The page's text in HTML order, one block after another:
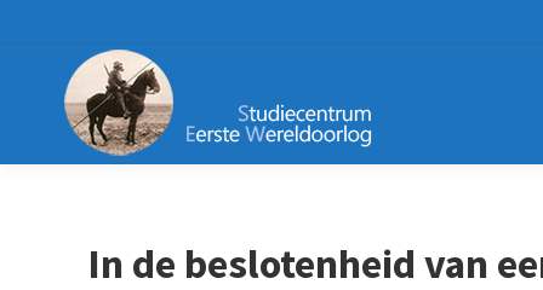
In de beslotenheid van